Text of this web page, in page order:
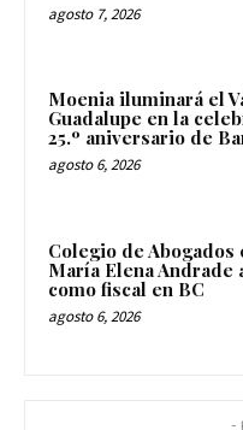
agosto 7, 2026
Moenia iluminará el
Guadalupe en la
25.º aniversario de
agosto 6, 2026
Colegio de Abogados
María Elena Andrade
como fiscal en BC
agosto 6, 2026
-